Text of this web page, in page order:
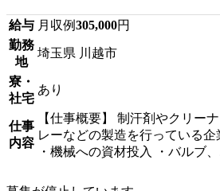
給与 月収例305,000円
勤務
地
埼玉県 川越市
寮・
社宅
あり
仕事
内容
【仕事概要】 制汗剤やクリー
レーなどの製造を行っている企
・機械への資材投入 ・バルブ、